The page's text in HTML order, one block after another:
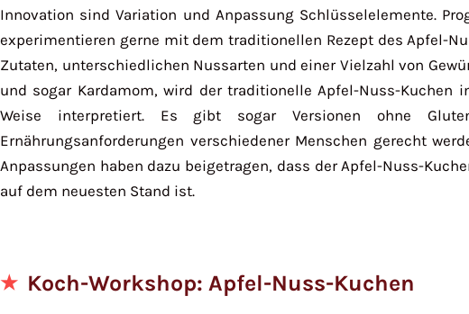
Innovation sind Variation und Anpassung Schlüsselelemente.
experimentieren gerne mit dem traditionellen Rezept des Apfel-
Zutaten, unterschiedlichen Nussarten und einer Vielzahl von
und sogar Kardamom, wird der traditionelle Apfel-Nuss-Kuchen
Weise interpretiert. Es gibt sogar Versionen ohne
Ernährungsanforderungen verschiedener Menschen gerecht
Anpassungen haben dazu beigetragen, dass der Apfel-Nuss-
auf dem neuesten Stand ist.
Koch-Workshop: Apfel-Nuss-Kuchen